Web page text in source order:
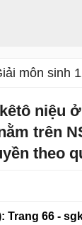
môn sinh
niệu
trên
theo
Trang 66 -